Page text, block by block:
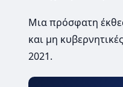
Μια πρόσφατη
και μη
2021.